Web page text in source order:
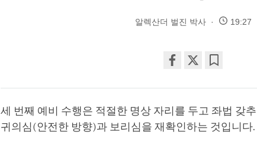
알렉산더 벌진 박사 19:27
on
facebook
세 번째 예비 수행은 적절한 명상 자리를 두고 좌법 갖
귀의심(안전한 방향)과 보리심을 재확인하는 것입니다.